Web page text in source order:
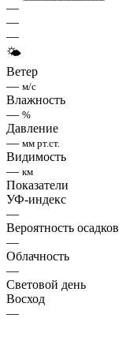
—
—
—
🌤
Ветер
— м/с
Влажность
— %
Давление
— мм рт.ст.
Видимость
— км
Показатели
УФ-индекс
—
Вероятность осадков
—
Облачность
—
Световой день
Восход
—